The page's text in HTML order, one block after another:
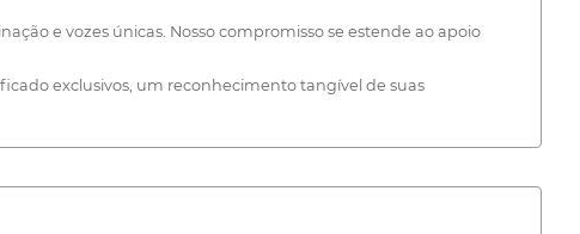
e vozes únicas. Nosso compromisso se estende ao apoio
exclusivos, um reconhecimento tangível de suas